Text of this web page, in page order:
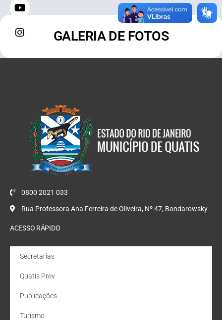
GALERIA DE FOTOS
0800 2021 033
Rua Professora Ana Ferreira de Oliveira, Nº 47, Bondarowsky
ACESSO RÁPIDO
Secretarias
Quatis Prev
Publicações
Turismo